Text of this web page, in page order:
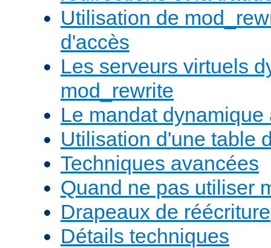
Utilisation de
d'accès
Les serveurs virtuels
mod_rewrite
Le mandat
Utilisation d'une table
Techniques avancées
Quand ne pas utiliser
Drapeaux de réécriture
Détails techniques